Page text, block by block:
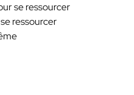
se ressourcer
ressourcer